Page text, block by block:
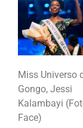
Miss Universo
Gongo, Jessi
Kalambayi
Face)